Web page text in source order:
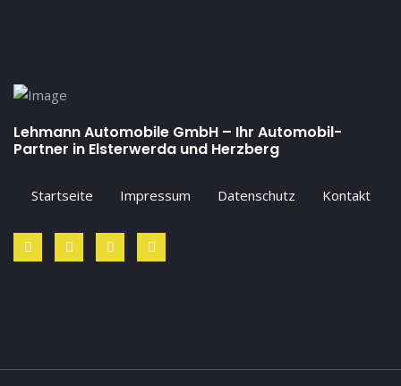
Lehmann Automobile GmbH – Ihr Automobil-
Partner in Elsterwerda und Herzberg
Startseite Impressum Datenschutz Kontakt